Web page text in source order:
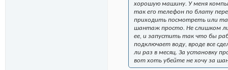
хорошую машину. У меня
так его телефон по блату
приходить посмотреть или
шантаж просто. Не слишком
ее, и запустить так что бы
подключает воду, вроде все
ли раз в месяц. За установку
вот хоть убейте не хочу за